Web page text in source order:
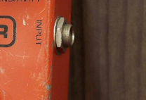
パーカッション
電子ピアノ